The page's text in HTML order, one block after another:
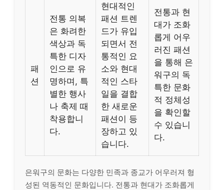
패
션
전통 의복
은 화려한
색상과 독
특한 디자
인으로 유
명하며, 특
별한 행사
나 축제 때
착용합니
다.
현대적인
패션 트렌
드가 유입
되면서 전
통적인 요
소와 현대
적인 스타
일을 결합
한 새로운
패션이 등
장하고 있
습니다.
전통과 현
대가 조화
롭게 어우
러진 패션
을 통해 은
워구의 독
특한 문화
적 정체성
을 확인할
수 있습니
다.
은워구의 문화는 다양한 민족과 종교가 어우러져 형
성된 역동적인 문화입니다. 전통과 현대가 조화롭게